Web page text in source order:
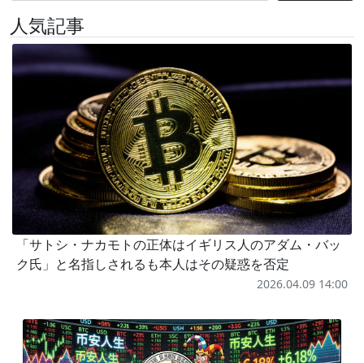
人気記事
「サトシ・ナカモトの正体はイギリス人のアダム・バッ
ク氏」と名指しされるも本人はその疑惑を否定
2026.04.09 14:00